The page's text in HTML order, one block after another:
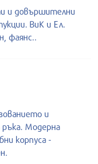
и довършителни
ВиК и Ел.
фаянс..
и
Модерна
корпуса -